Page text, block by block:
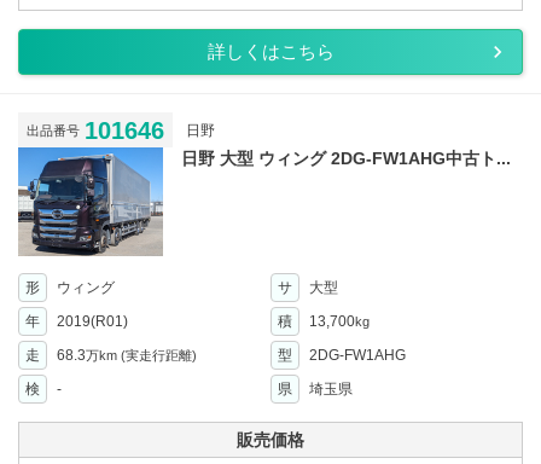
詳しくはこちら
出品番号 101646 日野
日野 大型 ウィング 2DG-FW1AHG中古ト...
形 ウィング サ
大型
年
2019(R01) 積 13,700kg
走 68.3万km (実走行距離) 型
2DG-FW1AHG
検
- 県 埼玉県
販売価格